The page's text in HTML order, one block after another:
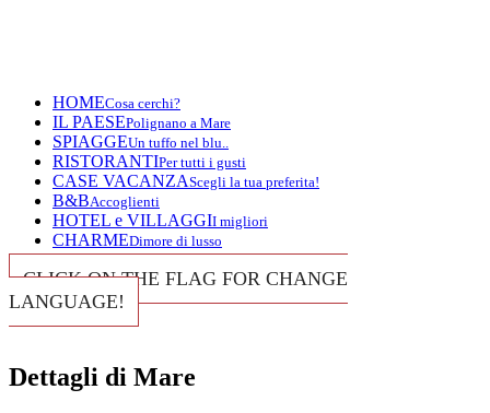
HOMECosa cerchi?
IL PAESEPolignano a Mare
SPIAGGEUn tuffo nel blu..
RISTORANTIPer tutti i gusti
CASE VACANZAScegli la tua preferita!
B&BAccoglienti
HOTEL e VILLAGGII migliori
CHARMEDimore di lusso
CLICK ON THE FLAG FOR CHANGE
LANGUAGE!
Dettagli di Mare